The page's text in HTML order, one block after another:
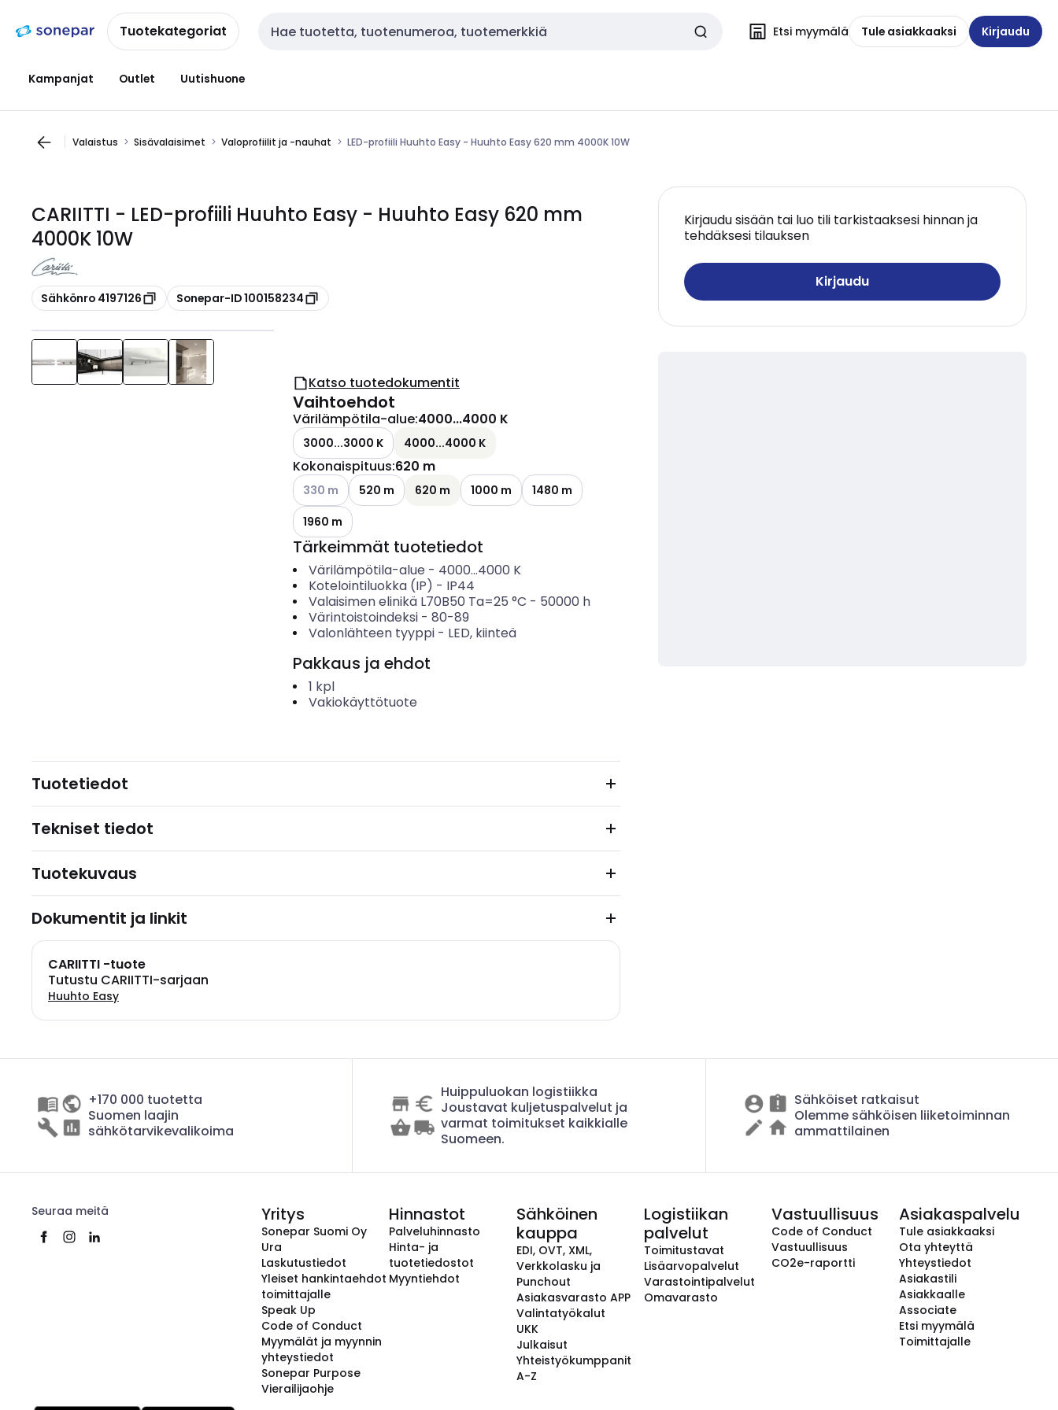
navigointiinsisältöönTuotekategoriat Haku Etsi myymälä Tule asiakkaaksi Kirjaudu
Kampanjat Outlet Uutishuone
Valaistus Sisävalaisimet Valoprofiilit ja -nauhat LED-profiili Huuhto Easy - Huuhto Easy 620 mm 4000K 10W
CARIITTI - LED-profiili Huuhto Easy - Huuhto Easy 620 mm
4000K 10W
Kopioi
Sähkönro 4197126 Kopioi
Sonepar-ID 100158234
Kirjaudu sisään tai luo tili tarkistaaksesi hinnan ja
tehdäksesi tilauksen
Kirjaudu
Katso tuotedokumentit
Vaihtoehdot
Värilämpötila-alue:4000...4000 K
3000...3000 K 4000...4000 K
Kokonaispituus:620 m
Katso käytettävissä olevat vaihtoehdot
330 m 520 m 620 m 1000 m
1480 m
1960 m
Tärkeimmät tuotetiedot
Värilämpötila-alue - 4000...4000 K
Kotelointiluokka (IP) - IP44
Valaisimen elinikä L70B50 Ta=25 °C - 50000 h
Värintoistoindeksi- 80-89
Valonlähteen tyyppi- LED, kiinteä
Pakkaus ja ehdot
1 kpl
Vakiokäyttötuote
Tuotetiedot
Tekniset tiedot
Tuotekuvaus
Dokumentit ja linkit
CARIITTI -tuote
Tutustu CARIITTI-sarjaan
Huuhto Easy
+170 000 tuotetta
Suomen laajin
sähkötarvikevalikoima
Huippuluokan logistiikka
Joustavat kuljetuspalvelut ja
varmat toimitukset kaikkialle
Suomeen.
Sähköiset ratkaisut
Olemme sähköisen liiketoiminnan
ammattilainen
Seuraa meitä Yritys
Sonepar Suomi Oy
Ura
Laskutustiedot
Yleiset hankintaehdot
toimittajalle
Speak Up
Code of Conduct
Myymälät ja myynnin
yhteystiedot
Sonepar Purpose
Vierailijaohje
Hinnastot
Palveluhinnasto
Hinta- ja
tuotetiedostot
Myyntiehdot
Sähköinen
kauppa
EDI, OVT, XML,
Verkkolasku ja
Punchout
Asiakasvarasto APP
Valintatyökalut
UKK
Julkaisut
Yhteistyökumppanit
A-Z
Logistiikan
palvelut
Toimitustavat
Lisäarvopalvelut
Varastointipalvelut
Omavarasto
Vastuullisuus
Code of Conduct
Vastuullisuus
CO2e-raportti
Asiakaspalvelu
Tule asiakkaaksi
Ota yhteyttä
Yhteystiedot
Asiakastili
Asiakkaalle
Associate
Etsi myymälä
Toimittajalle